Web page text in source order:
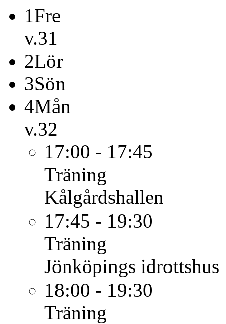
1Fre
v.31
2Lör
3Sön
4Mån
v.32
17:00 - 17:45
Träning
Kålgårdshallen
17:45 - 19:30
Träning
Jönköpings idrottshus
18:00 - 19:30
Träning